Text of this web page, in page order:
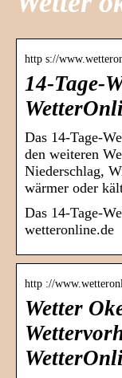
http s://
14-Tage-
Das 14-Tage-
den weiteren
Niederschlag,
wärmer oder
Das 14-Tage-
wetteronline.de
http ://
Wetter